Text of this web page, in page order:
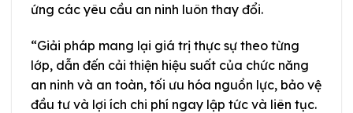
ứng các yêu cầu an ninh luôn thay đổi.
“Giải pháp mang lại giá trị thực sự theo từng
lớp, dẫn đến cải thiện hiệu suất của chức năng
an ninh và an toàn, tối ưu hóa nguồn lực, bảo vệ
đầu tư và lợi ích chi phí ngay lập tức và liên tục.